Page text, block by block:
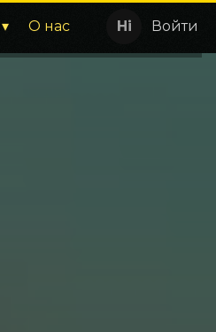
О нас Войти